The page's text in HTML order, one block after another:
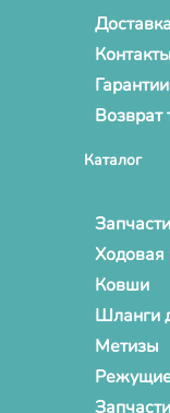
Контакты
Гарантии
Возврат
Каталог
Ходовая
Ковши
Шланги
Метизы